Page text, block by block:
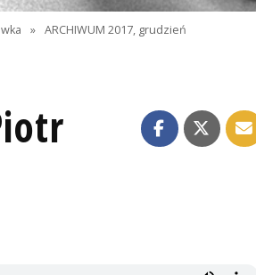
» ARCHIWUM 2017, grudzień